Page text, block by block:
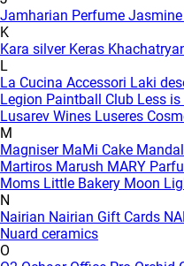
Jamharian Perfume
K
Kara silver Keras
L
La Cucina Accessori Laki
Legion Paintball Club Less
Lusarev Wines Luseres
M
Magniser MaMi Cake
Martiros Marush MARY
Moms Little Bakery Moon
N
Nairian Nairian Gift Cards
Nuard ceramics
O